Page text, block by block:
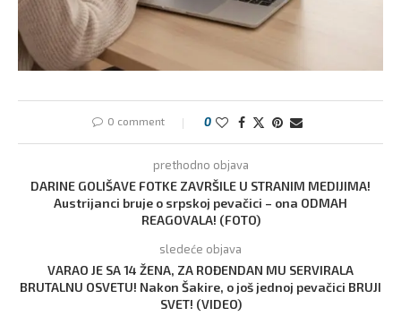
0 comment 0
prethodno objava
DARINE GOLIŠAVE FOTKE ZAVRŠILE U STRANIM MEDIJIMA!
Austrijanci bruje o srpskoj pevačici – ona ODMAH
REAGOVALA! (FOTO)
sledeće objava
VARAO JE SA 14 ŽENA, ZA ROĐENDAN MU SERVIRALA
BRUTALNU OSVETU! Nakon Šakire, o još jednoj pevačici BRUJI
SVET! (VIDEO)